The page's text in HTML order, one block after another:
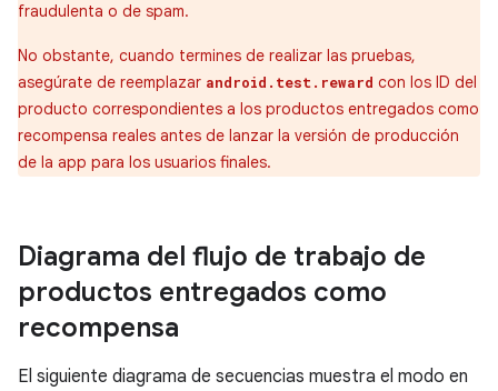
fraudulenta o de spam.
No obstante, cuando termines de realizar las pruebas,
asegúrate de reemplazar android.test.reward con los ID del
producto correspondientes a los productos entregados como
recompensa reales antes de lanzar la versión de producción
de la app para los usuarios finales.
Diagrama del flujo de trabajo de
productos entregados como
recompensa
El siguiente diagrama de secuencias muestra el modo en